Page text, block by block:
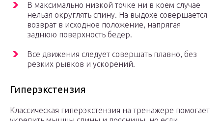
В максимально низкой точке ни в коем случае
нельзя округлять спину. На выдохе совершается
возврат в исходное положение, напрягая
заднюю поверхность бедер.
Все движения следует совершать плавно, без
резких рывков и ускорений.
Гиперэкстензия
Классическая гиперэкстензия на тренажере помогает